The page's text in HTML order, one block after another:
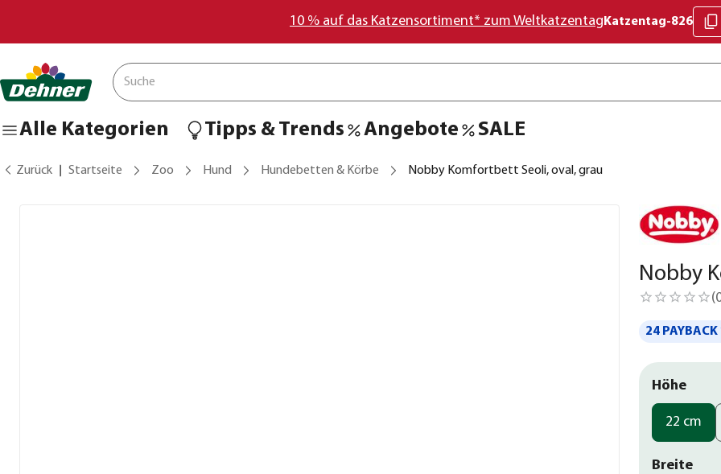
10 % auf das Katzensortiment* zum Weltkatzentag Katzentag-826
Alle Kategorien Tipps & Trends Angebote SALE
Zurück Startseite Zoo Hund Hundebetten & Körbe Nobby Komfortbett Seoli, oval, grau
Nobby
(
24
Höhe
22 cm
Breite